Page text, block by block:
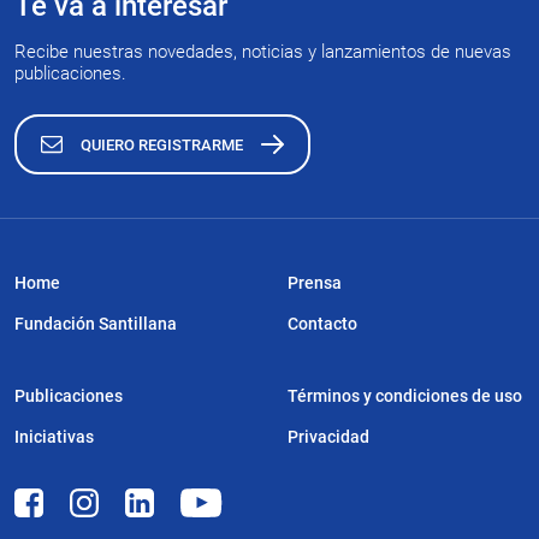
Recibe nuestras novedades, noticias y lanzamientos de nuevas
publicaciones.
QUIERO REGISTRARME
Home
Fundación Santillana
Publicaciones
Iniciativas
Prensa
Contacto
Términos y condiciones de uso
Privacidad